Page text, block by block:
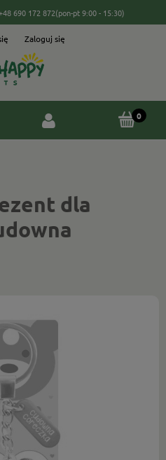
690 172 872(pon-pt 9:00 - 15:30)
Zaloguj się
dla